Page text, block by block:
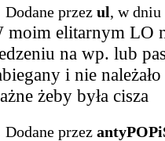
Dodane przez ul, w dniu
moim elitarnym LO
na wp. lub
i nie
żeby była cisza
Dodane przez